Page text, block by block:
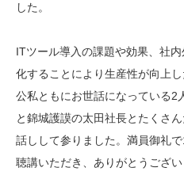
した。
ITツール導入の課題や効果、社
化することにより生産性が向上
公私ともにお世話になっている2
と錦城護謨の太田社長とたくさ
話しして参りました。満員御礼
聴講いただき、ありがとうござい